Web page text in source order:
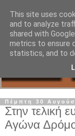
Πέμπτη 30
Στην τελική
Αγώνα
This site uses
and to analyze
shared with
metrics to ensure
statistics, and to